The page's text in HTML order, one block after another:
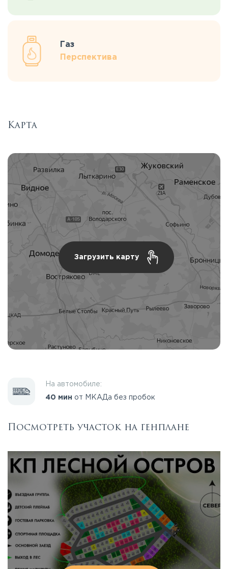
Газ
Перспектива
Карта
Загрузить карту
На автомобиле:
40 мин от МКАДа без пробок
Посмотреть участок на генплане